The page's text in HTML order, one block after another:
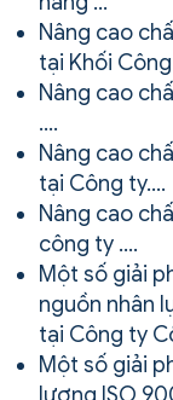
Nâng cao
tại Khối
Nâng cao
….
Nâng cao
tại Công ty….
Nâng cao
công ty ….
Một số giải
nguồn nhân
tại Công ty
Một số giải
lượng ISO